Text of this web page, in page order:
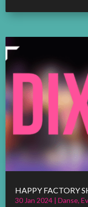
HAPPY FACTORY
30 Jan 2024 |Danse,